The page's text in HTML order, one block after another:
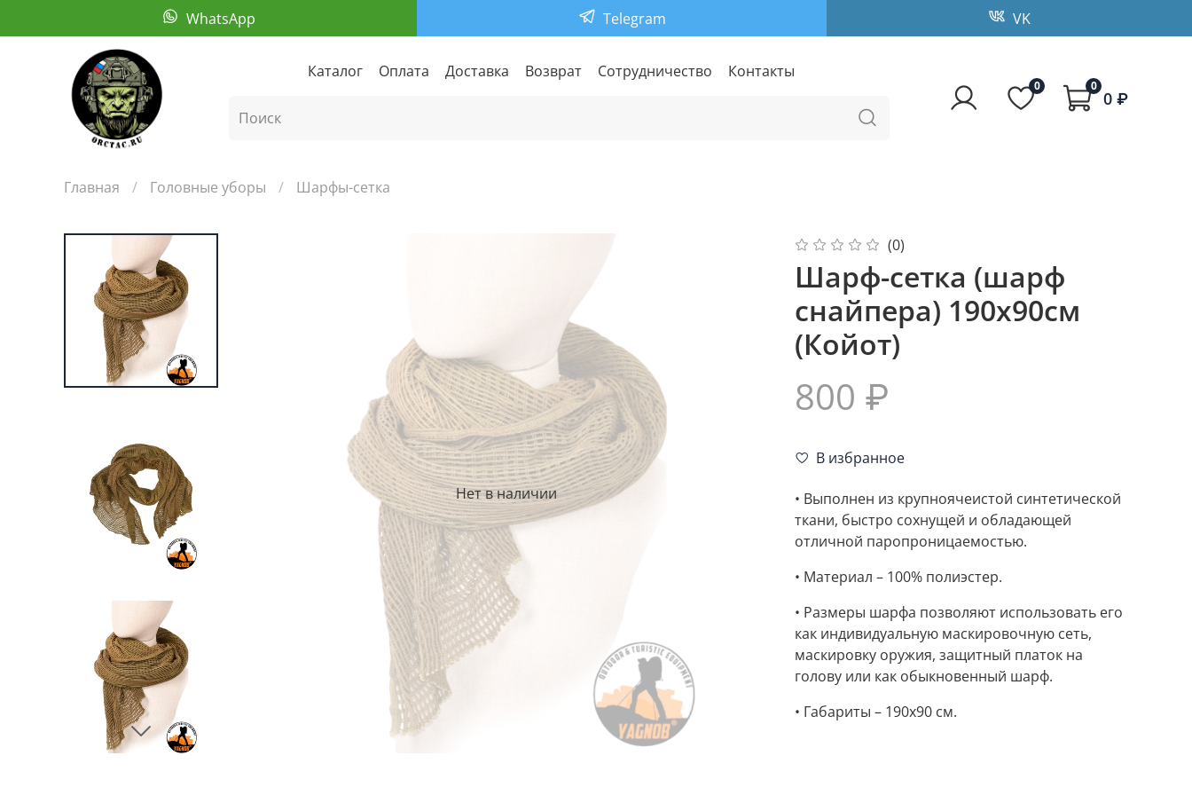
WhatsApp Telegram VK
Каталог Оплата Доставка Возврат Сотрудничество Контакты
0 0
0 ₽
Главная Головные уборы Шарфы-сетка
Нет в наличии
(0)
Шарф-сетка (шарф
снайпера) 190х90см
(Койот)
800 ₽
В избранное
• Выполнен из крупноячеистой синтетической
ткани, быстро сохнущей и обладающей
отличной паропроницаемостью.
• Материал – 100% полиэстер.
• Размеры шарфа позволяют использовать его
как индивидуальную маскировочную сеть,
маскировку оружия, защитный платок на
голову или как обыкновенный шарф.
• Габариты – 190х90 см.